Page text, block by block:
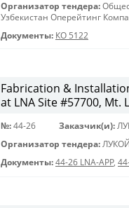
Организатор тендера:
Узбекистан Оперейтинг
Документы: КО 5122
Fabrication &
at LNA Site #57700, Mt.
№: 44-26 Заказчик(и):
Организатор тендера:
Документы: 44-26 LNA-APP,